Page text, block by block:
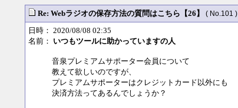
Re: Webラジオの保存方法の質問はこちら【26】 ( No.101 )
日時： 2020/08/08 02:35
名前： いつもツールに助かっていますの人
音泉プレミアムサポーター会員について
教えて欲しいのですが、
プレミアムサポーターはクレジットカード以外にも
決済方法ってあるんでしょうか？